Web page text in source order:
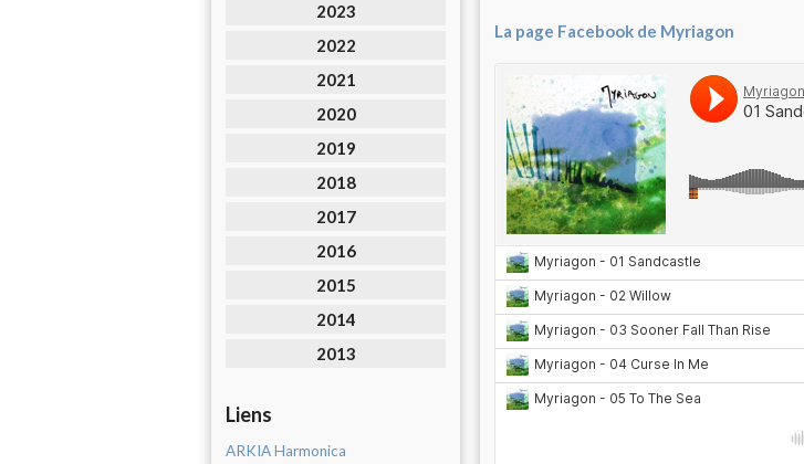
2023
2022
2021
2020
2019
2018
2017
2016
2015
2014
2013
Liens
ARKIA Harmonica
La page Facebook de Myriagon